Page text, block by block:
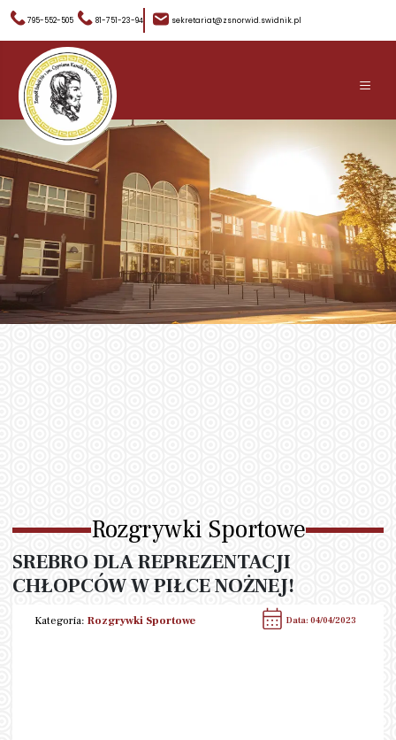
795-552-505 81-751-23-94 sekretariat@zsnorwid.swidnik.pl
≡
Rozgrywki Sportowe
SREBRO DLA REPREZENTACJI
CHŁOPCÓW W PIŁCE NOŻNEJ!
Kategoria: Rozgrywki Sportowe Data: 04/04/2023